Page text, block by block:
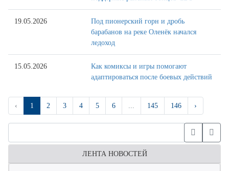
19.05.2026
Под пионерский горн и дробь
барабанов на реке Оленёк начался
ледоход
15.05.2026
Как комиксы и игры помогают
адаптироваться после боевых действий
‹ 1 2 3 4 5 6 ... 145 146 ›
ЛЕНТА НОВОСТЕЙ